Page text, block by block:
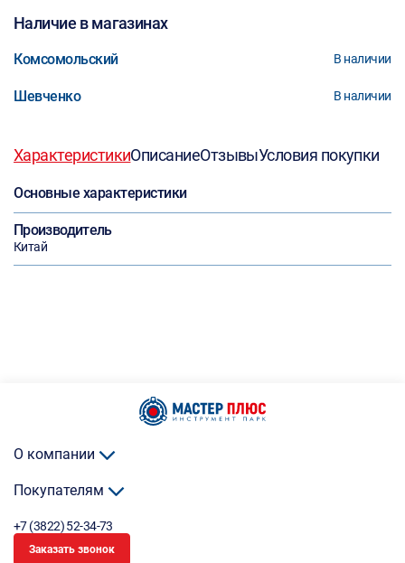
Наличие в магазинах
Комсомольский В наличии
Шевченко В наличии
ХарактеристикиОписаниеОтзывыУсловия покупки
Основные характеристики
Производитель
Китай
О компании
Покупателям
+7 (3822) 52-34-73
Заказать звонок